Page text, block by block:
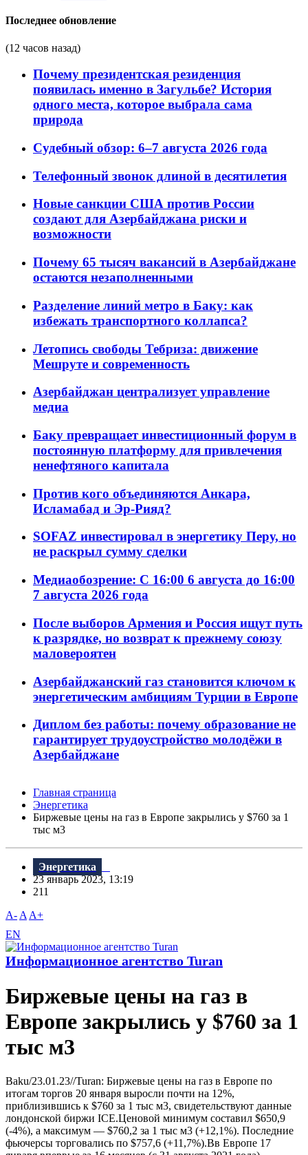
Последнее обновление
(12 часов назад)
Почему президентская резиденция
появилась именно в Загульбе? История
одного места, которое выбрала сама
природа
Судебный обзор: 6–7 августа 2026 года
Телефонный звонок длиной в десятилетия
Новые санкции США против России
создают для Азербайджана риски и
возможности
Почему 65 тысяч вакансий в Азербайджане
остаются незаполненными
Разделение линий метро в Баку: как
избежать транспортного коллапса?
Летопись свободы Тебриза: движение
Мешруте и современность
Азербайджан централизует управление
медиа
Баку превращает инвестиционный форум в
постоянную платформу для привлечения
ненефтяного капитала
Против кого объединяются Анкара,
Исламабад и Эр-Рияд?
SOFAZ инвестировал в энергетику Перу, но
не раскрыл сумму сделки
Медиаобозрение: С 16:00 6 августа до 16:00
7 августа 2026 года
После выборов Армения и Россия ищут путь
к разрядке, но возврат к прежнему союзу
маловероятен
Азербайджанский газ становится ключом к
энергетическим амбициям Турции в Европе
Диплом без работы: почему образование не
гарантирует трудоустройство молодёжи в
Азербайджане
Главная страница
Энергетика
Биржевые цены на газ в Европе закрылись у $760 за 1
тыс м3
Энергетика
23 январь 2023, 13:19
211
A- A A+
EN
Информационное агентство Turan
Биржевые цены на газ в
Европе закрылись у $760 за 1
тыс м3
Baku/23.01.23//Turan: Биржевые цены на газ в Европе по
итогам торгов 20 января выросли почти на 12%,
приблизившись к $760 за 1 тыс м3, свидетельствуют данные
лондонской биржи ICE.Ценовой минимум составил $650,9
(-4%), а максимум — $760,2 за 1 тыс м3 (+12,1%). Последние
фьючерсы торговались по $757,6 (+11,7%).Вв Европе 17